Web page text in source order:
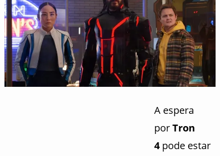
A espera
porTron
4pode estar